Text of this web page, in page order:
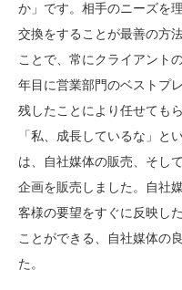
か」です。相手のニーズを
交換をすることが最善の方
ことで、常にクライアント
年目に営業部門のベストプ
残したことにより任せても
「私、成長しているな」と
は、自社媒体の販売、そし
企画を販売しました。自社
客様の要望をすぐに反映し
ことができる、自社媒体の
た。